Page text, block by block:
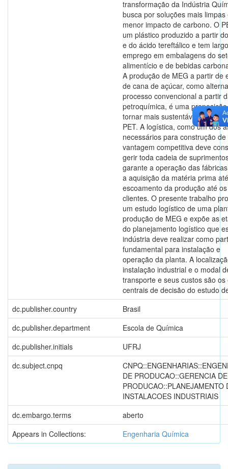
transformação da Indústria
busca por soluções mais limpas
menor impacto de carbono. O
um plástico produzido a partir
e do ácido tereftálico e tem largo
emprego em embalagens do
alimentício e de bebidas
A produção de MEG a partir de
de cana de açúcar, como
processo convencional a partir
petroquímica, é uma
tornar mais sustentável a
PET. A logística, como um dos
necessários para construção
vantagem competitiva deve
gerir toda cadeia de
garante a operação das
a aquisição da matéria prima
escoamento da produção até os
clientes. O presente trabalho
um estudo logístico de uma
produção de MEG e expõe as
do planejamento logístico que
indústria deve realizar como
fundamental para instalação e
operação da planta. A
instalação industrial e o modal
transporte e seus custos são os
centrais de decisão do estudo
dc.publisher.country
Brasil
dc.publisher.department
Escola de Química
dc.publisher.initials
UFRJ
dc.subject.cnpq
DE PRODUCAO::GERENCIA DE
PRODUCAO::PLANEJAMENTO
INSTALACOES INDUSTRIAIS
dc.embargo.terms
aberto
Appears in Collections:
Engenharia Química